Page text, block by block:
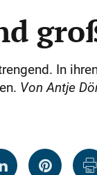
In
Von Antje